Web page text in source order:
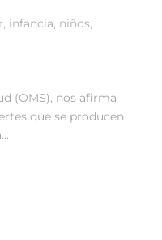
, infancia, niños,
(OMS), nos afirma
que se producen